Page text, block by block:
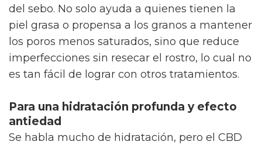
del sebo. No solo ayuda a quienes tienen la
piel grasa o propensa a los granos a mantener
los poros menos saturados, sino que reduce
imperfecciones sin resecar el rostro, lo cual no
es tan fácil de lograr con otros tratamientos.
Para una hidratación profunda y efecto
antiedad
Se habla mucho de hidratación, pero el CBD